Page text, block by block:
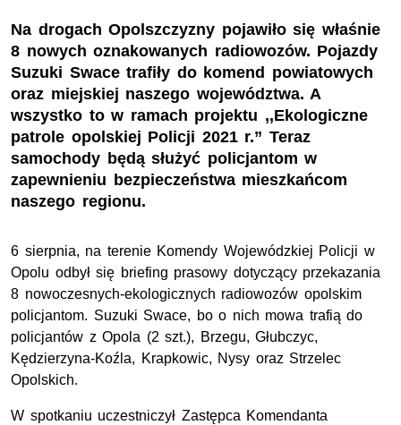
Na drogach Opolszczyzny pojawiło się właśnie
8 nowych oznakowanych radiowozów. Pojazdy
Suzuki Swace trafiły do komend powiatowych
oraz miejskiej naszego województwa. A
wszystko to w ramach projektu ,,Ekologiczne
patrole opolskiej Policji 2021 r.” Teraz
samochody będą służyć policjantom w
zapewnieniu bezpieczeństwa mieszkańcom
naszego regionu.
6 sierpnia, na terenie Komendy Wojewódzkiej Policji w
Opolu odbył się briefing prasowy dotyczący przekazania
8 nowoczesnych-ekologicznych radiowozów opolskim
policjantom. Suzuki Swace, bo o nich mowa trafią do
policjantów z Opola (2 szt.), Brzegu, Głubczyc,
Kędzierzyna-Koźla, Krapkowic, Nysy oraz Strzelec
Opolskich.
W spotkaniu uczestniczył Zastępca Komendanta